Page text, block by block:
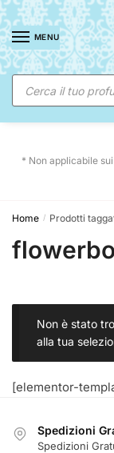
Skip
to
navigation
Skip
to
content
MENU
Ricerca
prodotti
☀️ SUNNY
* Non applicabile
Home / Prodotti
Non è stato
alla tua
[elementor-
Spedizioni
Spedizioni